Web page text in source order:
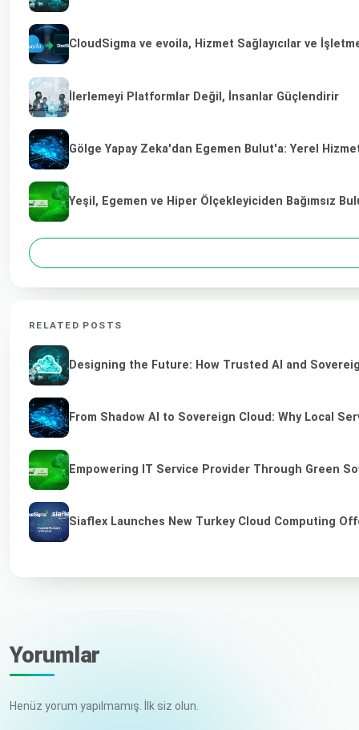
CloudSigma ve evoila, Hizmet Sağlayıcılar ve
İlerlemeyi Platformlar Değil, İnsanlar Güçlendirir
Gölge Yapay Zeka'dan Egemen Bulut'a: Yerel
Yeşil, Egemen ve Hiper Ölçekleyiciden Bağımsız
RELATED POSTS
Designing the Future: How Trusted AI and
From Shadow AI to Sovereign Cloud: Why Local
Empowering IT Service Provider Through Green
Siaflex Launches New Turkey Cloud Computing
Yorumlar
Henüz yorum yapılmamış. İlk siz olun.